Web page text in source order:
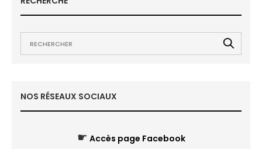
NOS RÉSEAUX SOCIAUX
☛ Accès page Facebook